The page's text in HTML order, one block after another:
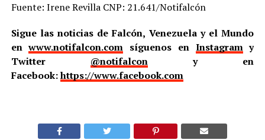
Fuente: Irene Revilla CNP: 21.641/Notifalcón
Sigue las noticias de Falcón, Venezuela y el Mundo
enwww.notifalcon.com síguenos en Instagramy
Twitter @notifalcony en
Facebook:https://www.facebook.com